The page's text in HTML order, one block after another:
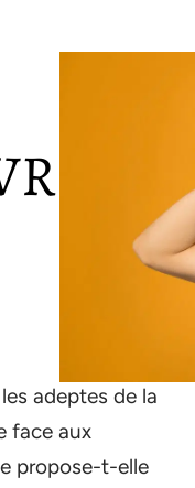
adeptes de la
face aux
propose-t-elle